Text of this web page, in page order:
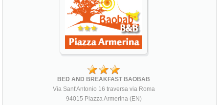
BED AND BREAKFAST BAOBAB
Via Sant'Antonio 16 traversa via Roma
94015 Piazza Armerina (EN)